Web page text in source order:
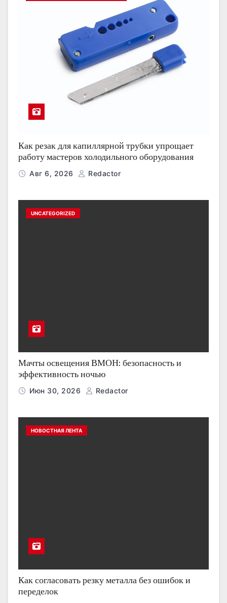
Как резак для капиллярной трубки упрощает
работу мастеров холодильного оборудования
Авг 6, 2026 Redactor
UNCATEGORIZED
Мачты освещения ВМОН: безопасность и
эффективность ночью
Июн 30, 2026 Redactor
НОВОСТНАЯ ЛЕНТА
Как согласовать резку металла без ошибок и
переделок